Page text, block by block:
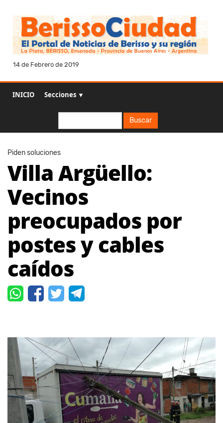
14 de Febrero de 2019
INICIO Secciones ▼
Buscar
Piden soluciones
Villa Argüello:
Vecinos
preocupados por
postes y cables
caídos